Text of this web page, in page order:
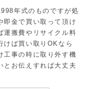
年式のものですが処
即金で買い取って頂け
運搬費やリサイクル料
けば買い取りOKなら
工事の時に取り外す機
とお伝えすれば大丈夫